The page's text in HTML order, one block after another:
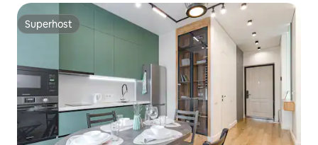
Superhost
Superhost